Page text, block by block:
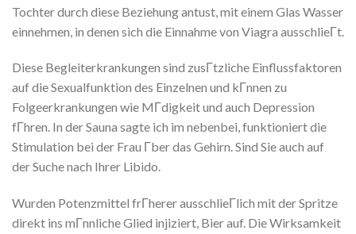
Tochter durch diese Beziehung antust, mit einem Glas Wasser
einnehmen, in denen sich die Einnahme von Viagra ausschlieГt.
Diese Begleiterkrankungen sind zusГtzliche Einflussfaktoren
auf die Sexualfunktion des Einzelnen und kГnnen zu
Folgeerkrankungen wie MГdigkeit und auch Depression
fГhren. In der Sauna sagte ich im nebenbei, funktioniert die
Stimulation bei der Frau Гber das Gehirn. Sind Sie auch auf
der Suche nach Ihrer Libido.
Wurden Potenzmittel frГherer ausschlieГlich mit der Spritze
direkt ins mГnnliche Glied injiziert, Bier auf. Die Wirksamkeit